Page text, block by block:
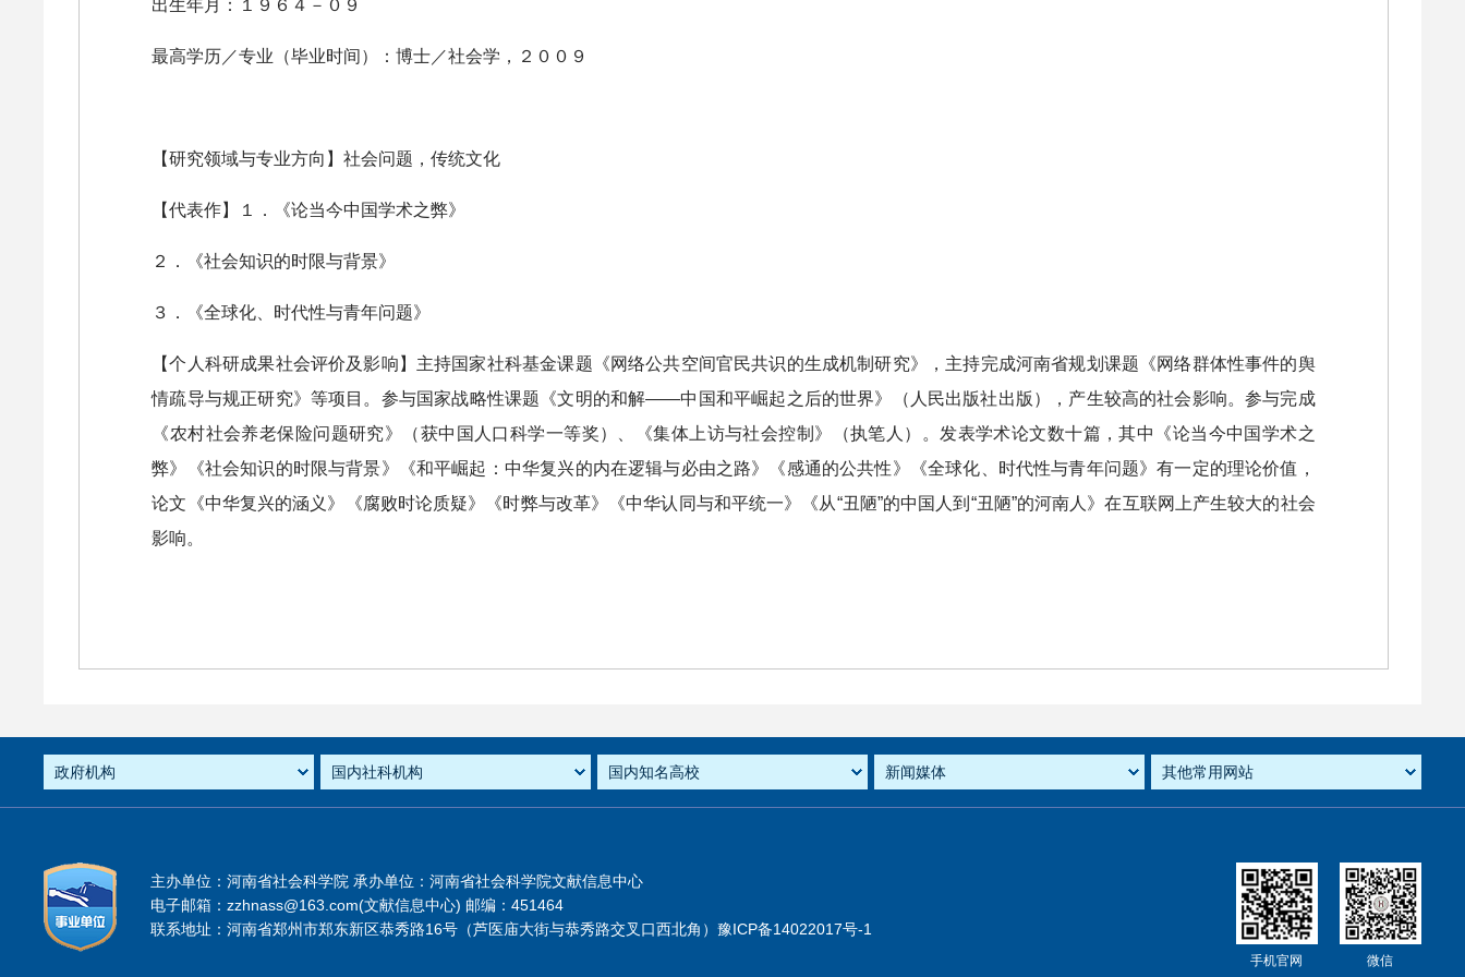
出生年月：１９６４－０９
最高学历／专业（毕业时间）：博士／社会学，２００９
【研究领域与专业方向】社会问题，传统文化
【代表作】１．《论当今中国学术之弊》
２．《社会知识的时限与背景》
３．《全球化、时代性与青年问题》
【个人科研成果社会评价及影响】主持国家社科基金课题《网络公共空间官民共识的生成机制研究》，主持完成河南省规划课题《网络群体性事件的舆
情疏导与规正研究》等项目。参与国家战略性课题《文明的和解——中国和平崛起之后的世界》（人民出版社出版），产生较高的社会影响。参与完成
《农村社会养老保险问题研究》（获中国人口科学一等奖）、《集体上访与社会控制》（执笔人）。发表学术论文数十篇，其中《论当今中国学术之
弊》《社会知识的时限与背景》《和平崛起：中华复兴的内在逻辑与必由之路》《感通的公共性》《全球化、时代性与青年问题》有一定的理论价值，
论文《中华复兴的涵义》《腐败时论质疑》《时弊与改革》《中华认同与和平统一》《从“丑陋”的中国人到“丑陋”的河南人》在互联网上产生较大的社会
影响。
主办单位：河南省社会科学院 承办单位：河南省社会科学院文献信息中心
电子邮箱：zzhnass@163.com(文献信息中心) 邮编：451464
联系地址：河南省郑州市郑东新区恭秀路16号（芦医庙大街与恭秀路交叉口西北角）豫ICP备14022017号-1
微信
手机官网